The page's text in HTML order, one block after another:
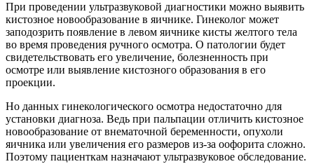
При проведении ультразвуковой диагностики можно выявить
кистозное новообразование в яичнике. Гинеколог может
заподозрить появление в левом яичнике кисты желтого тела
во время проведения ручного осмотра. О патологии будет
свидетельствовать его увеличение, болезненность при
осмотре или выявление кистозного образования в его
проекции.
Но данных гинекологического осмотра недостаточно для
установки диагноза. Ведь при пальпации отличить кистозное
новообразование от внематочной беременности, опухоли
яичника или увеличения его размеров из-за оофорита сложно.
Поэтому пациенткам назначают ультразвуковое обследование.